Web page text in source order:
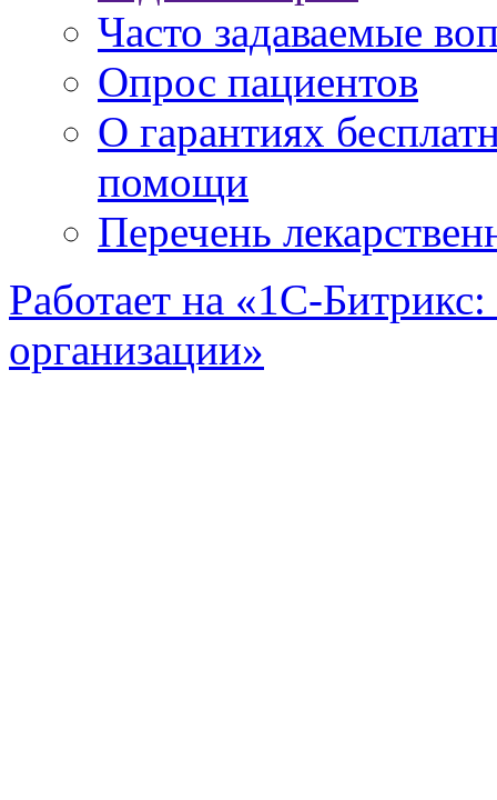
Часто задаваемые
Опрос пациентов
О гарантиях
помощи
Перечень
Работает на «1С-
организации»